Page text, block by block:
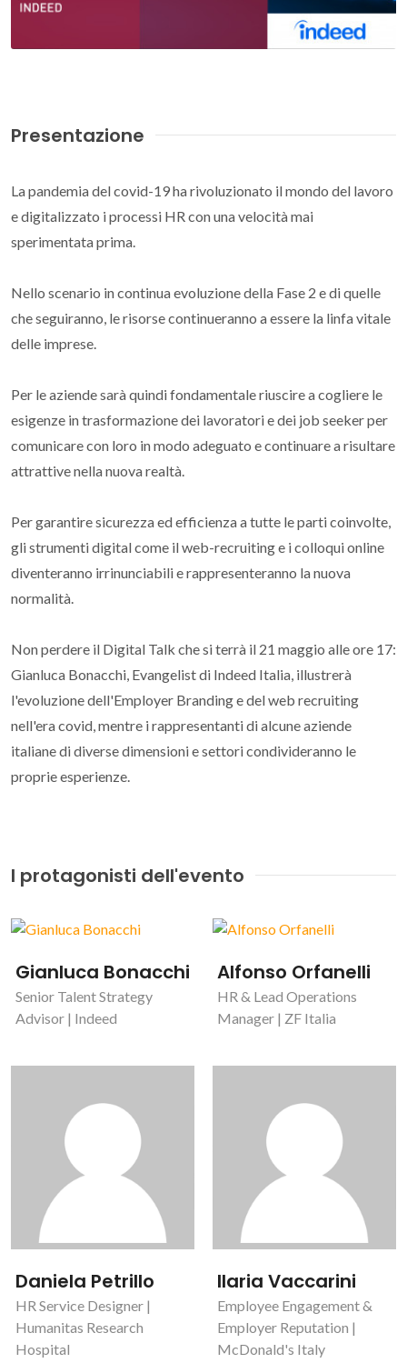
Presentazione
La pandemia del covid-19 ha rivoluzionato il mondo del lavoro
e digitalizzato i processi HR con una velocità mai
sperimentata prima.
Nello scenario in continua evoluzione della Fase 2 e di quelle
che seguiranno, le risorse continueranno a essere la linfa vitale
delle imprese.
Per le aziende sarà quindi fondamentale riuscire a cogliere le
esigenze in trasformazione dei lavoratori e dei job seeker per
comunicare con loro in modo adeguato e continuare a risultare
attrattive nella nuova realtà.
Per garantire sicurezza ed efficienza a tutte le parti coinvolte,
gli strumenti digital come il web-recruiting e i colloqui online
diventeranno irrinunciabili e rappresenteranno la nuova
normalità.
Non perdere il Digital Talk che si terrà il 21 maggio alle ore 17:
Gianluca Bonacchi, Evangelist di Indeed Italia, illustrerà
l'evoluzione dell'Employer Branding e del web recruiting
nell'era covid, mentre i rappresentanti di alcune aziende
italiane di diverse dimensioni e settori condivideranno le
proprie esperienze.
I protagonisti dell'evento
Gianluca Bonacchi
Senior Talent Strategy
Advisor | Indeed
Alfonso Orfanelli
HR & Lead Operations
Manager | ZF Italia
Daniela Petrillo
HR Service Designer |
Humanitas Research
Hospital
Ilaria Vaccarini
Employee Engagement &
Employer Reputation |
McDonald's Italy